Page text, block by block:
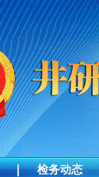
检务动态